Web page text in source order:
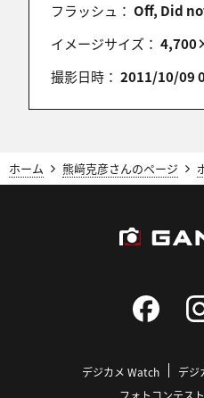
加齢により、多分もぉ行く
沢。
の写真が選ばれて、本当に
h-atabot
2023/11/17 08:04:58
ＴＰおめでとうございま
✨いくせんのほ
🎊TODAY’S PHOTO 選出
フラッシュ： Off, Did
イメージサイズ：
撮影日時： 2011/10/09
ホーム 熊﨑克彦さんのページ
デジカメ Watch
デジ
フォトコンテス